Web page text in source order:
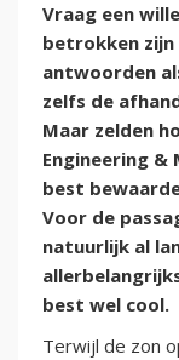
Vraag een
betrokken
antwoorden
zelfs de
Maar zelden
Engineering &
best
Voor de
natuurlijk al
best wel cool.
Terwijl de zon